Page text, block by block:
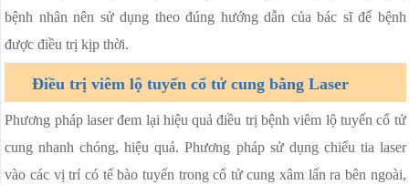
bệnh nhân nên sử dụng theo đúng hướng dẫn của bác sĩ để bệnh
được điều trị kịp thời.
Điều trị viêm lộ tuyến cổ tử cung bằng Laser
Phương pháp laser đem lại hiệu quả điều trị bệnh viêm lộ tuyến cổ tử
cung nhanh chóng, hiệu quả. Phương pháp sử dụng chiếu tia laser
vào các vị trí có tế bào tuyến trong cổ tử cung xâm lấn ra bên ngoài,